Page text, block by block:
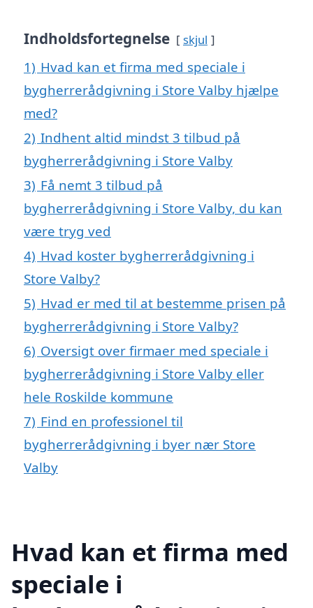
Indholdsfortegnelse skjul
1) Hvad kan et firma med speciale i
bygherrerådgivning i Store Valby hjælpe
med?
2) Indhent altid mindst 3 tilbud på
bygherrerådgivning i Store Valby
3) Få nemt 3 tilbud på
bygherrerådgivning i Store Valby, du kan
være tryg ved
4) Hvad koster bygherrerådgivning i
Store Valby?
5) Hvad er med til at bestemme prisen på
bygherrerådgivning i Store Valby?
6) Oversigt over firmaer med speciale i
bygherrerådgivning i Store Valby eller
hele Roskilde kommune
7) Find en professionel til
bygherrerådgivning i byer nær Store
Valby
Hvad kan et firma med
speciale i